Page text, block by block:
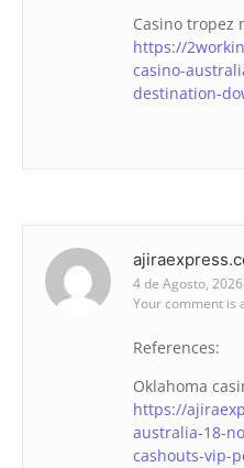
Casino tropez
https://
casino-
destination-
4 de Agosto,
Your comment is
References:
Oklahoma
https://
australia-18-
cashouts-vip-